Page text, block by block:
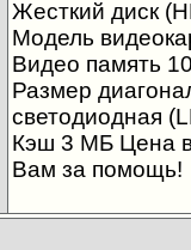
Жесткий диск
Модель
Видео память
Размер
светодиодная
Кэш 3 МБ Цена в
Вам за помощь!